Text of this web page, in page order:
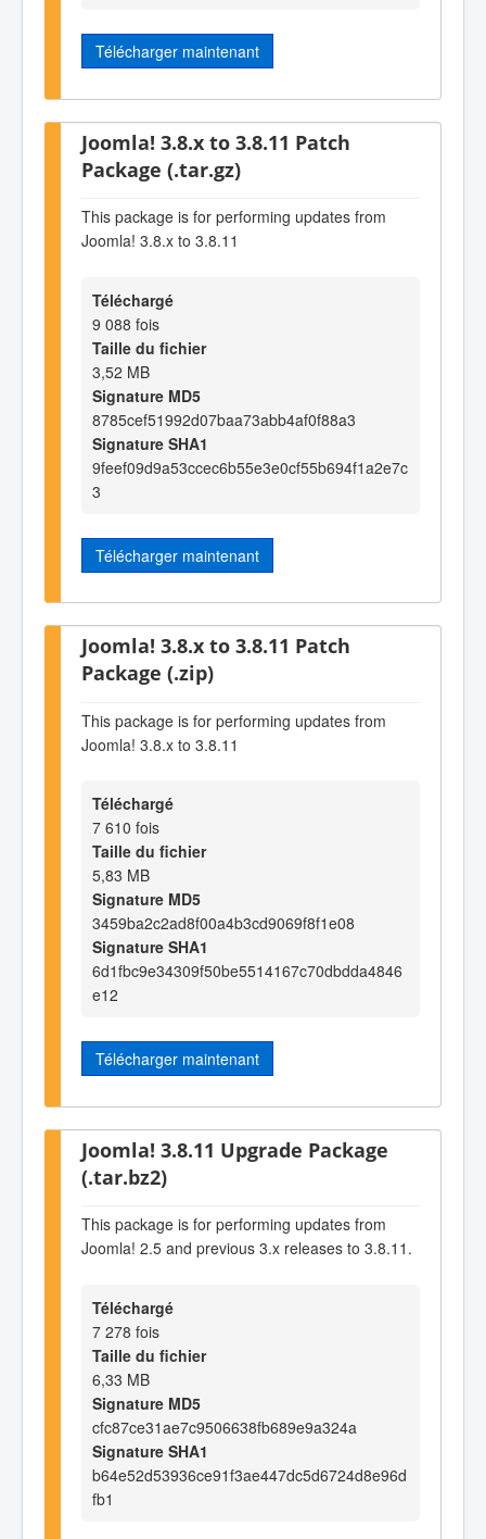
Télécharger maintenant
Joomla! 3.8.x to 3.8.11 Patch
Package (.tar.gz)
This package is for performing updates from
Joomla! 3.8.x to 3.8.11
Téléchargé
9 088 fois
Taille du fichier
3,52 MB
Signature MD5
8785cef51992d07baa73abb4af0f88a3
Signature SHA1
9feef09d9a53ccec6b55e3e0cf55b694f1a2e7c
3
Télécharger maintenant
Joomla! 3.8.x to 3.8.11 Patch
Package (.zip)
This package is for performing updates from
Joomla! 3.8.x to 3.8.11
Téléchargé
7 610 fois
Taille du fichier
5,83 MB
Signature MD5
3459ba2c2ad8f00a4b3cd9069f8f1e08
Signature SHA1
6d1fbc9e34309f50be5514167c70dbdda4846
e12
Télécharger maintenant
Joomla! 3.8.11 Upgrade Package
(.tar.bz2)
This package is for performing updates from
Joomla! 2.5 and previous 3.x releases to 3.8.11.
Téléchargé
7 278 fois
Taille du fichier
6,33 MB
Signature MD5
cfc87ce31ae7c9506638fb689e9a324a
Signature SHA1
b64e52d53936ce91f3ae447dc5d6724d8e96d
fb1